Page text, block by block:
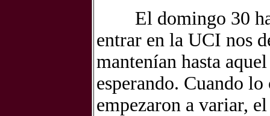
El domingo 30
entrar en la UCI nos
mantenían hasta
esperando. Cuando
empezaron a variar,